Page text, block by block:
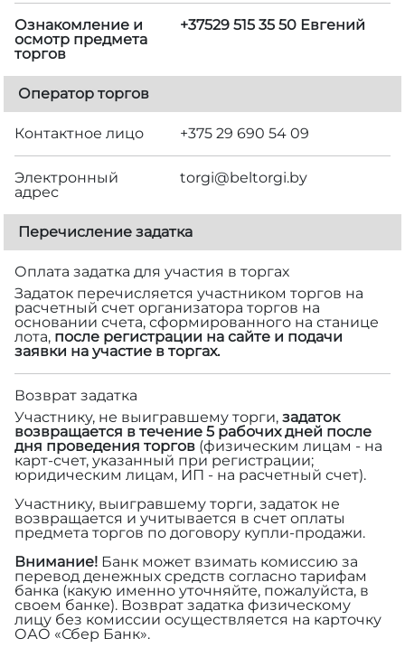
Ознакомление и
осмотр предмета
торгов
+37529 515 35 50 Евгений
Оператор торгов
Контактное лицо +375 29 690 54 09
Электронный
адрес
torgi@beltorgi.by
Перечисление задатка
Оплата задатка для участия в торгах
Задаток перечисляется участником торгов на
расчетный счет организатора торгов на
основании счета, сформированного на станице
лота, после регистрации на сайте и подачи
заявки на участие в торгах.
Возврат задатка
Участнику, не выигравшему торги, задаток
возвращается в течение 5 рабочих дней после
дня проведения торгов (физическим лицам - на
карт-счет, указанный при регистрации;
юридическим лицам, ИП - на расчетный счет).
Участнику, выигравшему торги, задаток не
возвращается и учитывается в счет оплаты
предмета торгов по договору купли-продажи.
Внимание! Банк может взимать комиссию за
перевод денежных средств согласно тарифам
банка (какую именно уточняйте, пожалуйста, в
своем банке). Возврат задатка физическому
лицу без комиссии осуществляется на карточку
ОАО «Сбер Банк».